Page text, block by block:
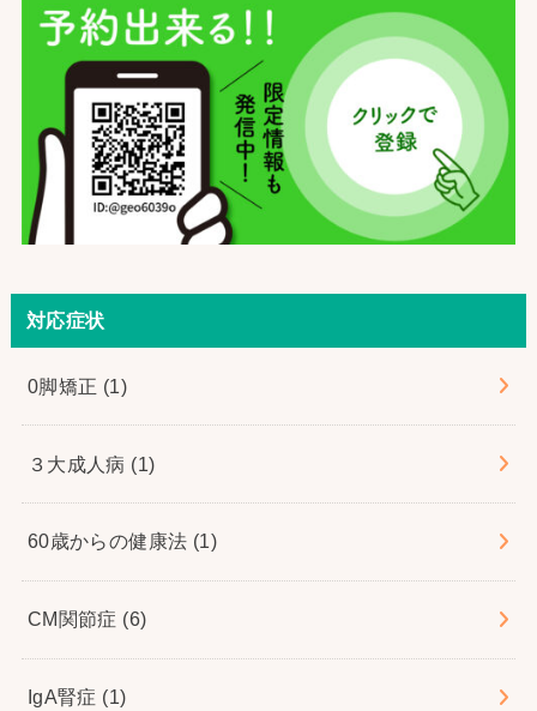
対応症状
0脚矯正 (1)
３大成人病 (1)
60歳からの健康法 (1)
CM関節症 (6)
IgA腎症 (1)